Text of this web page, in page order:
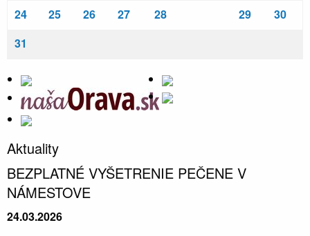
24
25 26 27 28 29
30
31
Aktuality
BEZPLATNÉ VYŠETRENIE PEČENE V
NÁMESTOVE
24.03.2026